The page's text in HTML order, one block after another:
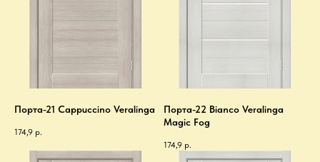
Порта-21 Cappuccino Veralinga
174,9 р.
Порта-22 Bianco Veralinga
Magic Fog
174,9 р.